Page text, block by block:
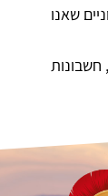
שאנו
חשבונות